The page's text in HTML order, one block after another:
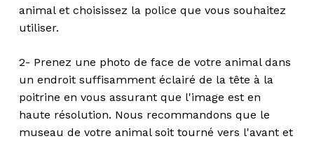
animal et choisissez la police que vous souhaitez
utiliser.
2- Prenez une photo de face de votre animal dans
un endroit suffisamment éclairé de la tête à la
poitrine en vous assurant que l'image est en
haute résolution. Nous recommandons que le
museau de votre animal soit tourné vers l'avant et